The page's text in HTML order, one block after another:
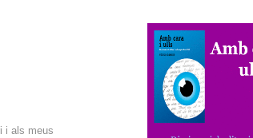
i als meus